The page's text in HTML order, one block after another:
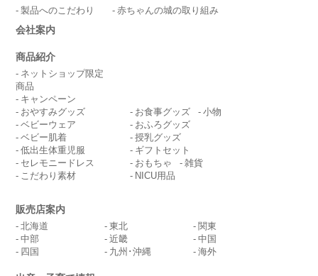
製品へのこだわり 赤ちゃんの城の取り組み
会社案内
商品紹介
ネットショップ限定
商品
キャンペーン
おやすみグッズ
ベビーウェア
ベビー肌着
低出生体重児服
セレモニードレス
こだわり素材
お食事グッズ
小物
おふろグッズ
授乳グッズ
ギフトセット
おもちゃ
雑貨
NICU用品
販売店案内
北海道 東北
関東
中部
近畿
中国
四国
九州･沖縄 海外